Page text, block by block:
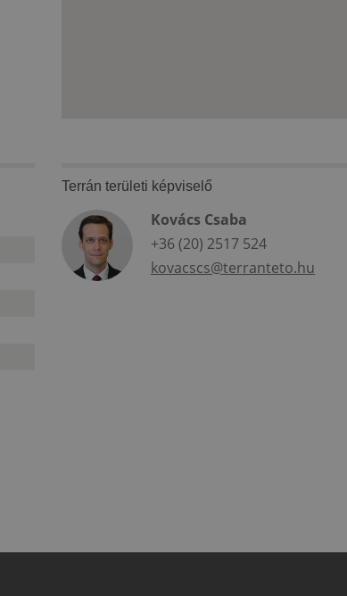
Terrán területi képviselő
Kovács Csaba
+36 (20) 2517 524
kovacscs@terranteto.hu